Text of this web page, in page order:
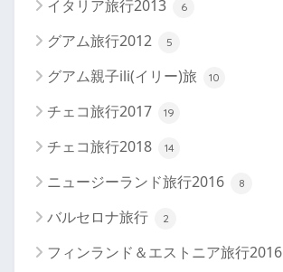
イタリア旅行2013 6
グアム旅行2012 5
グアム親子ili(イリー)旅 10
チェコ旅行2017 19
チェコ旅行2018 14
ニュージーランド旅行2016 8
バルセロナ旅行 2
フィンランド＆エストニア旅行2016